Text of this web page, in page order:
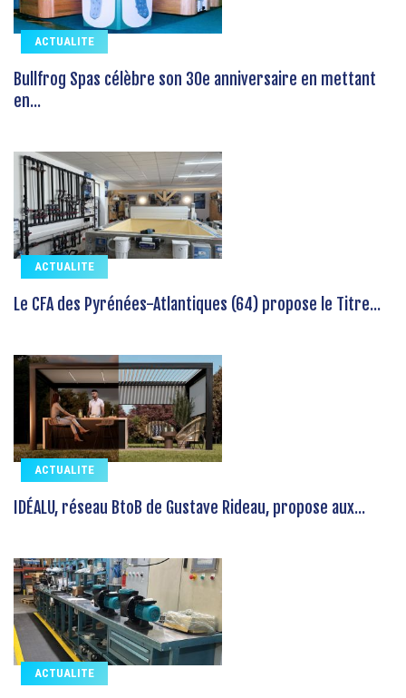
ACTUALITE
Bullfrog Spas célèbre son 30e anniversaire en mettant
en...
ACTUALITE
Le CFA des Pyrénées-Atlantiques (64) propose le Titre...
ACTUALITE
IDÉALU, réseau BtoB de Gustave Rideau, propose aux...
ACTUALITE